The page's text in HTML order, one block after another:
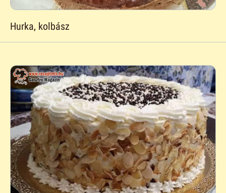
Hurka, kolbász